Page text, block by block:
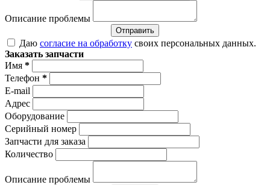
Описание проблемы
Отправить
Даю согласие на обработку своих персональных данных.
Заказать запчасти
Имя *
Телефон *
E-mail
Адрес
Оборудование
Серийный номер
Запчасти для заказа
Количество
Описание проблемы